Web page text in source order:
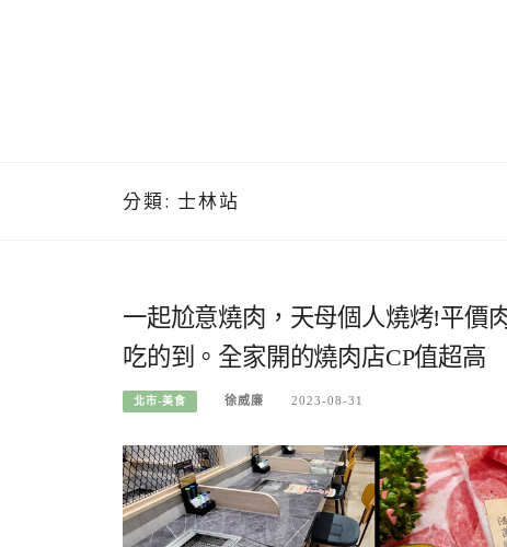
分類: 士林站
一起尬意燒肉，天母個人燒烤!平價
吃的到。全家開的燒肉店CP值超高
北市-美食 徐威廉 2023-08-31